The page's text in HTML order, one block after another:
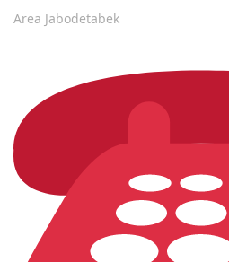
Area Jabodetabek